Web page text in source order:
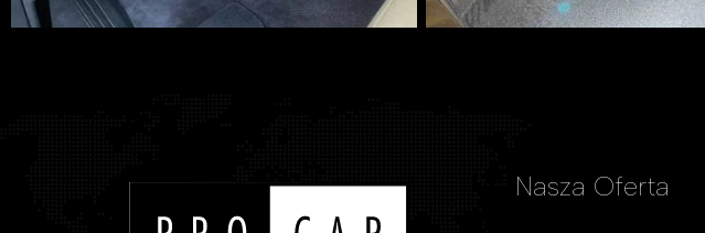
Nasza Oferta